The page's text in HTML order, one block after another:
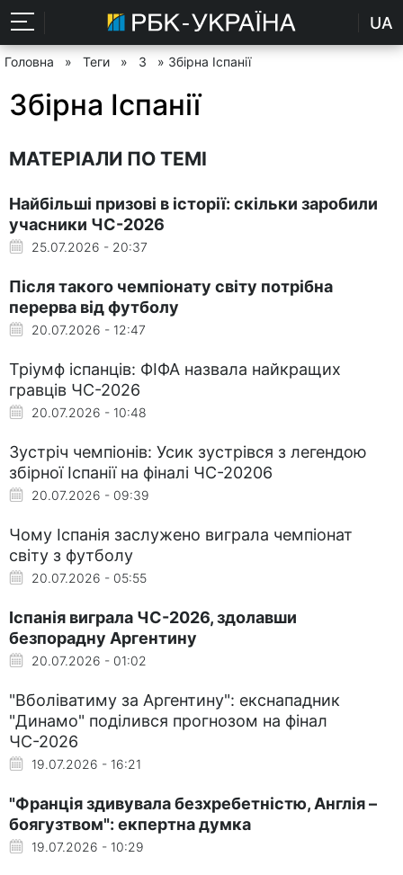
UA
Головна » Теги » З » Збірна Іспанії
Збірна Іспанії
МАТЕРІАЛИ ПО ТЕМІ
Найбільші призові в історії: скільки заробили
учасники ЧС-2026
25.07.2026 - 20:37
Після такого чемпіонату світу потрібна
перерва від футболу
20.07.2026 - 12:47
Тріумф іспанців: ФІФА назвала найкращих
гравців ЧС-2026
20.07.2026 - 10:48
Зустріч чемпіонів: Усик зустрівся з легендою
збірної Іспанії на фіналі ЧС-20206
20.07.2026 - 09:39
Чому Іспанія заслужено виграла чемпіонат
світу з футболу
20.07.2026 - 05:55
Іспанія виграла ЧС-2026, здолавши
безпорадну Аргентину
20.07.2026 - 01:02
"Вболіватиму за Аргентину": екснападник
"Динамо" поділився прогнозом на фінал
ЧС-2026
19.07.2026 - 16:21
"Франція здивувала безхребетністю, Англія –
боягузтвом": екпертна думка
19.07.2026 - 10:29